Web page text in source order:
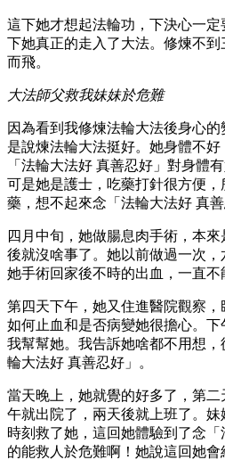
這下她才想起法輪功，下決心一
下她真正的走入了大法。修煉不
而飛。
大法師父救我妹妹於危難
因為看到我修煉法輪大法後身心
是說煉法輪大法挺好。她身體不
「法輪大法好 真善忍好」對身體
可是她是護士，吃藥打針很方便
藥，想不起來念「法輪大法好 真善
四月中旬，她做腸息肉手術，本
後就沒啥事了。她以前做過一次
她手術回家後不時的出血，一直不
第四天下午，她又住進醫院觀察
如何止血和是否病變她很擔心。
我幫幫她。我告訴她啥都不用想
輪大法好 真善忍好」。
當天晚上，她就覺的好多了，第
午就出院了，兩天後就上班了。
時刻救了她，這回她體驗到了念
的能救人於危難啊！她說這回她會